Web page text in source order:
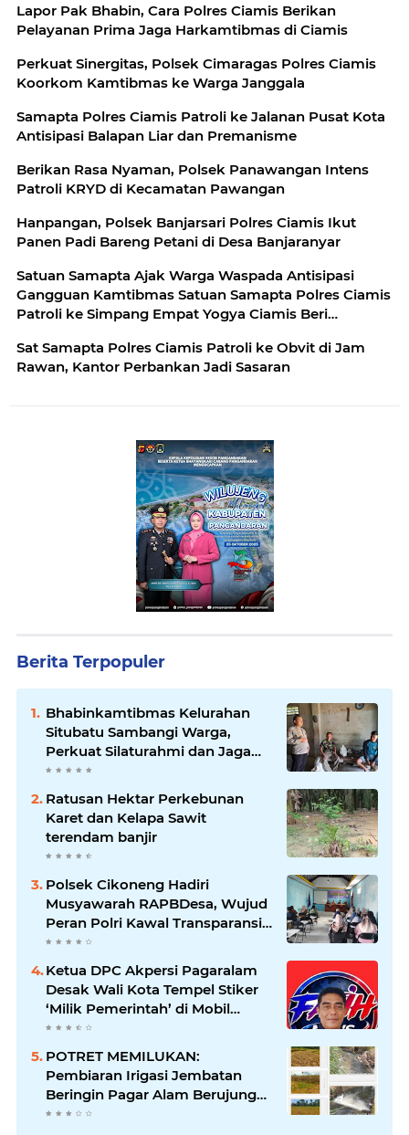
Lapor Pak Bhabin, Cara Polres Ciamis Berikan
Pelayanan Prima Jaga Harkamtibmas di Ciamis
Perkuat Sinergitas, Polsek Cimaragas Polres Ciamis
Koorkom Kamtibmas ke Warga Janggala
Samapta Polres Ciamis Patroli ke Jalanan Pusat Kota
Antisipasi Balapan Liar dan Premanisme
Berikan Rasa Nyaman, Polsek Panawangan Intens
Patroli KRYD di Kecamatan Pawangan
Hanpangan, Polsek Banjarsari Polres Ciamis Ikut
Panen Padi Bareng Petani di Desa Banjaranyar
Satuan Samapta Ajak Warga Waspada Antisipasi
Gangguan Kamtibmas Satuan Samapta Polres Ciamis
Patroli ke Simpang Empat Yogya Ciamis Beri
Samapta Polres Ciamis Beri Himbauan Kamtibmas ke
Warga
Sat Samapta Polres Ciamis Patroli ke Obvit di Jam
Rawan, Kantor Perbankan Jadi Sasaran
Berita Terpopuler
Bhabinkamtibmas Kelurahan
Situbatu Sambangi Warga,
Perkuat Silaturahmi dan Jaga
Kondusivitas Wilayah
Ratusan Hektar Perkebunan
Karet dan Kelapa Sawit
terendam banjir
Polsek Cikoneng Hadiri
Musyawarah RAPBDesa, Wujud
Peran Polri Kawal Transparansi
dan Kamtibmas Desa
Ketua DPC Akpersi Pagaralam
Desak Wali Kota Tempel Stiker
‘Milik Pemerintah’ di Mobil
Dinas, Cegah Penyalahgunaan
POTRET MEMILUKAN:
Pembiaran Irigasi Jembatan
Beringin Pagar Alam Berujung
'Bencana' Bagi Petani